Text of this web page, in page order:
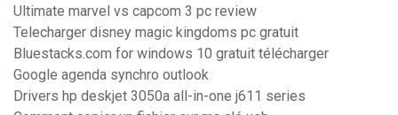
Ultimate marvel vs capcom 3 pc review
Telecharger disney magic kingdoms pc gratuit
Bluestacks.com for windows 10 gratuit télécharger
Google agenda synchro outlook
Drivers hp deskjet 3050a all-in-one j611 series